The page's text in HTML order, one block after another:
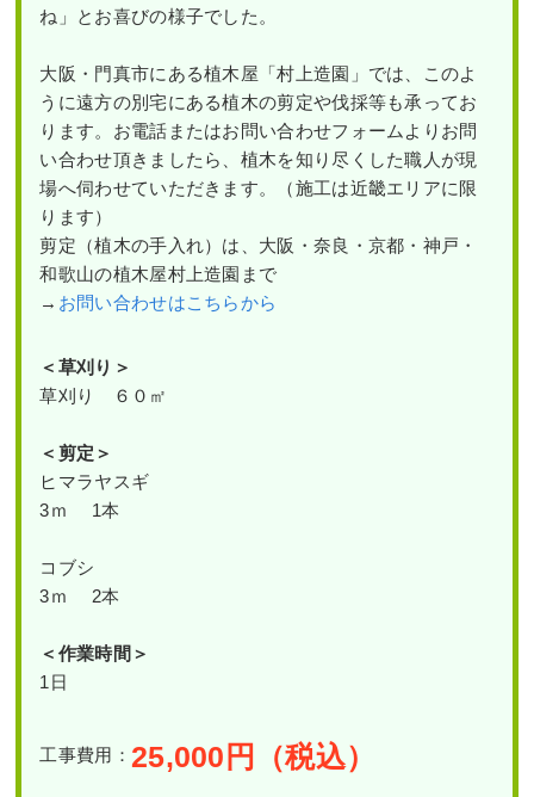
ね」とお喜びの様子でした。
大阪・門真市にある植木屋「村上造園」では、このよ
うに遠方の別宅にある植木の剪定や伐採等も承ってお
ります。お電話またはお問い合わせフォームよりお問
い合わせ頂きましたら、植木を知り尽くした職人が現
場へ伺わせていただきます。（施工は近畿エリアに限
ります）
剪定（植木の手入れ）は、大阪・奈良・京都・神戸・
和歌山の植木屋村上造園まで
→ お問い合わせはこちらから
＜草刈り＞
草刈り ６０㎡
＜剪定＞
ヒマラヤスギ
3ｍ 1本
コブシ
3ｍ 2本
＜作業時間＞
1日
工事費用： 25,000 円（税込）